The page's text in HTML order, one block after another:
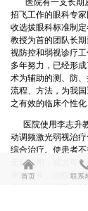
招飞工作的眼科专
收选拔眼科标准制
教授为首的团队长
视防控和弱视诊疗
多年努力，已经形
术为辅助的测、防、
流程、方法，为我
之有效的临床个性
医院使用李志升
动调频激光弱视治
综合治疗。使患者不
无副作用，视力可
率99.9%，治愈率
낀
首页 联系